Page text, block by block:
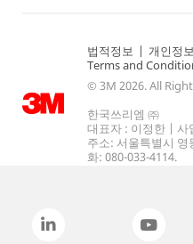
법적정보 | 개인정
Terms and
© 3M 2026. All
한국쓰리엠 ㈜
대표자 : 이정한 | 사
주소: 서울특별시
화: 080-033-4114.